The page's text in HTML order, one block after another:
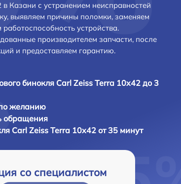
Казани с устранением неисправностей
выявляем причины поломки, заменяем
устройства.
производителем запчасти, после
и предоставляем гарантию.
бинокля Carl Zeiss Terra 10x42 до 3
желанию
обращения
Carl Zeiss Terra 10x42 от 35 минут
со специалистом